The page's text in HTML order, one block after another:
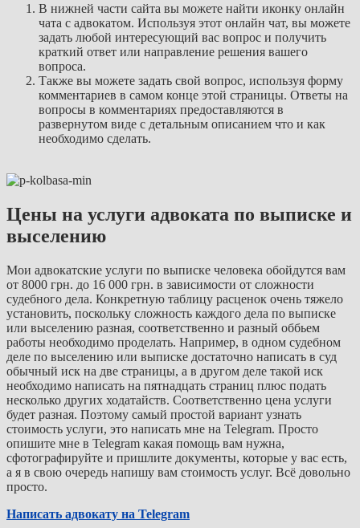
В нижней части сайта вы можете найти иконку онлайн
чата с адвокатом. Используя этот онлайн чат, вы можете
задать любой интересующий вас вопрос и получить
краткий ответ или направление решения вашего
вопроса.
Также вы можете задать свой вопрос, используя форму
комментариев в самом конце этой страницы. Ответы на
вопросы в комментариях предоставляются в
развернутом виде с детальным описанием что и как
необходимо сделать.
Цены на услуги адвоката по выписке и
выселению
Мои адвокатские услуги по выписке человека обойдутся вам
от 8000 грн. до 16 000 грн. в зависимости от сложности
судебного дела. Конкретную таблицу расценок очень тяжело
установить, поскольку сложность каждого дела по выписке
или выселению разная, соответственно и разный оббьем
работы необходимо проделать. Например, в одном судебном
деле по выселению или выписке достаточно написать в суд
обычный иск на две страницы, а в другом деле такой иск
необходимо написать на пятнадцать страниц плюс подать
несколько других ходатайств. Соответственно цена услуги
будет разная. Поэтому самый простой вариант узнать
стоимость услуги, это написать мне на Telegram. Просто
опишите мне в Telegram какая помощь вам нужна,
сфотографируйте и пришлите документы, которые у вас есть,
а я в свою очередь напишу вам стоимость услуг. Всё довольно
просто.
Написать адвокату на Telegram